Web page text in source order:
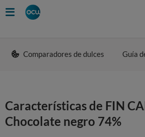
Comparadores de dulces Guía
Características de FIN
Chocolate negro 74%